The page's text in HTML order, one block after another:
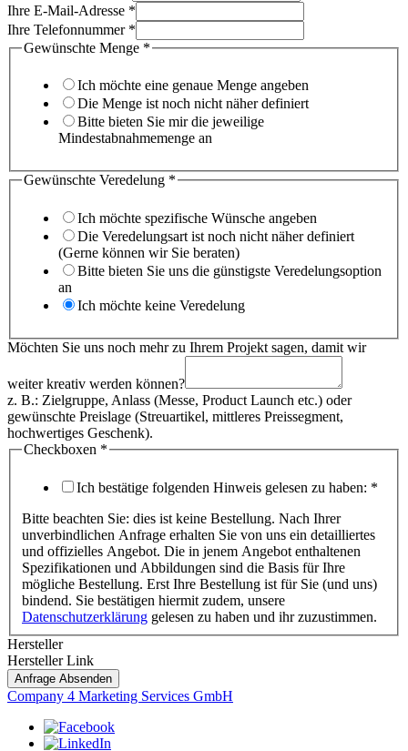
Ihre E-Mail-Adresse *
Ihre Telefonnummer *
IhremGewünschte Menge *
Ich möchte eine genaue Menge angeben
Die Menge ist noch nicht näher definiert
Bitte bieten Sie mir die jeweilige
Mindestabnahmemenge an
Gewünschte Veredelung *
Ich möchte spezifische Wünsche angeben
Die Veredelungsart ist noch nicht näher definiert
(Gerne können wir Sie beraten)
Bitte bieten Sie uns die günstigste Veredelungsoption
an
Ich möchte keine Veredelung
Möchten Sie uns noch mehr zu Ihrem Projekt sagen, damit wir
weiter kreativ werden können?
z. B.: Zielgruppe, Anlass (Messe, Product Launch etc.) oder
gewünschte Preislage (Streuartikel, mittleres Preissegment,
hochwertiges Geschenk).
Checkboxen *
Ich bestätige folgenden Hinweis gelesen zu haben: *
Bitte beachten Sie: dies ist keine Bestellung. Nach Ihrer
unverbindlichen Anfrage erhalten Sie von uns ein detailliertes
und offizielles Angebot. Die in jenem Angebot enthaltenen
Spezifikationen und Abbildungen sind die Basis für Ihre
mögliche Bestellung. Erst Ihre Bestellung ist für Sie (und uns)
bindend. Sie bestätigen hiermit zudem, unsere
Datenschutzerklärung gelesen zu haben und ihr zuzustimmen.
Hersteller
Hersteller Link
Anfrage Absenden
Company 4 Marketing Services GmbH